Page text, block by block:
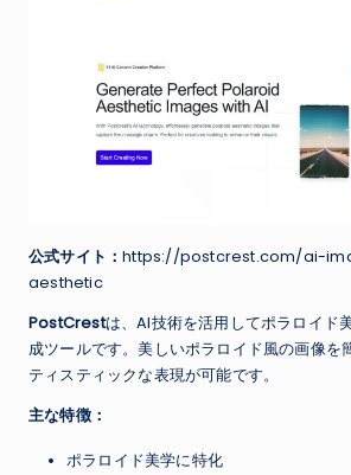
公式サイト：https://postcrest.com/ai-
aesthetic
PostCrestは、AI技術を活用してポラロイド
成ツールです。美しいポラロイド風の画像を
ティスティックな表現が可能です。
主な特徴：
ポラロイド美学に特化